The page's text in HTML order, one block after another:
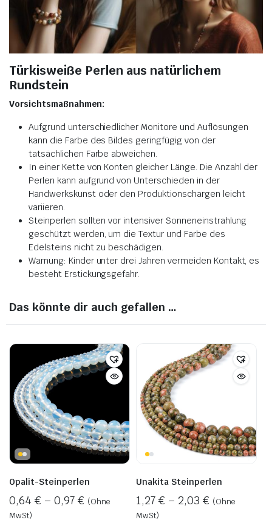
Türkisweiße Perlen aus natürlichem
Rundstein
Vorsichtsmaßnahmen:
Aufgrund unterschiedlicher Monitore und Auflösungen
kann die Farbe des Bildes geringfügig von der
tatsächlichen Farbe abweichen.
In einer Kette von Konten gleicher Länge. Die Anzahl der
Perlen kann aufgrund von Unterschieden in der
Handwerkskunst oder den Produktionschargen leicht
variieren.
Steinperlen sollten vor intensiver Sonneneinstrahlung
geschützt werden, um die Textur und Farbe des
Edelsteins nicht zu beschädigen.
Warnung: Kinder unter drei Jahren vermeiden Kontakt, es
besteht Erstickungsgefahr.
Das könnte dir auch gefallen …
Opalit-Steinperlen
0,64 € – 0,97 € (Ohne
MwSt)
Unakita Steinperlen
1,27 € – 2,03 € (Ohne
MwSt)